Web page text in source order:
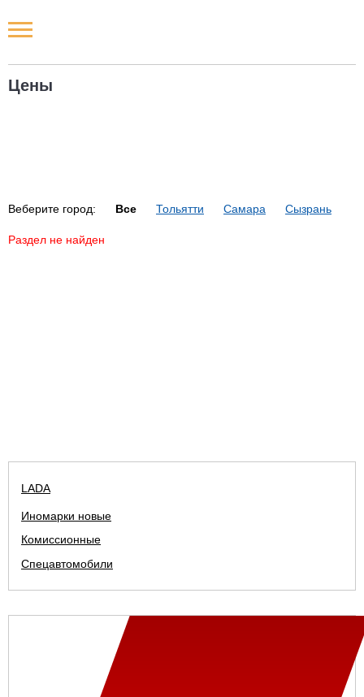
Цены
Веберите город: Все Тольятти Самара Сызрань
Раздел не найден
LADA
Иномарки новые
Комиссионные
Спецавтомобили
Новости РФ